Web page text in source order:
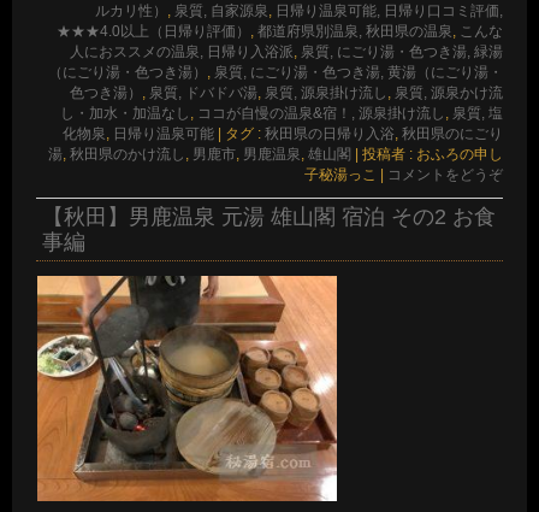
ルカリ性） , 泉質, 自家源泉, 日帰り温泉可能, 日帰り口コミ評価,
★★★4.0以上（日帰り評価） , 都道府県別温泉, 秋田県の温泉, こんな
人におススメの温泉, 日帰り入浴派, 泉質, にごり湯・色つき湯, 緑湯
（にごり湯・色つき湯） , 泉質, にごり湯・色つき湯, 黄湯（にごり湯・
色つき湯） , 泉質, ドバドバ湯, 泉質, 源泉掛け流し , 泉質, 源泉かけ流
し・加水・加温なし , ココが自慢の温泉&宿！, 源泉掛け流し , 泉質, 塩
化物泉, 日帰り温泉可能 | タグ : 秋田県の日帰り入浴, 秋田県のにごり
湯, 秋田県のかけ流し , 男鹿市, 男鹿温泉, 雄山閣 | 投稿者 : おふろの申し
子秘湯っこ | コメントをどうぞ
【秋田】男鹿温泉 元湯 雄山閣 宿泊 その2 お食
事編